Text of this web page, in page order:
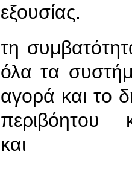
εξουσίας.
τη
όλα τα
αγορά και το
περιβόητου
και